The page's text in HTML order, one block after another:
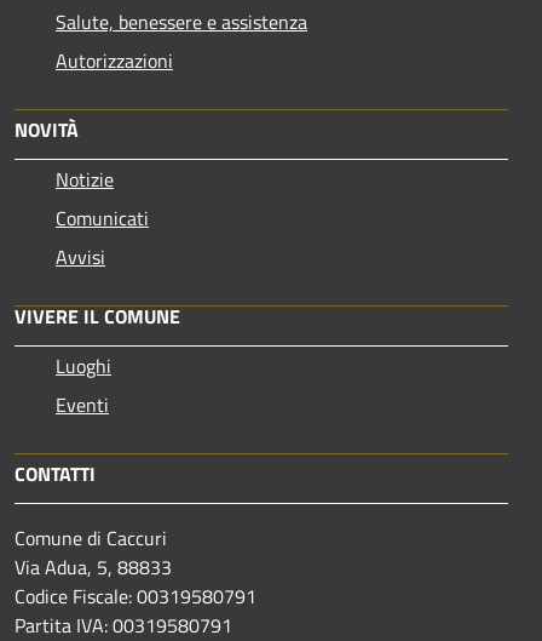
Salute, benessere e assistenza
Autorizzazioni
NOVITÀ
Notizie
Comunicati
Avvisi
VIVERE IL COMUNE
Luoghi
Eventi
CONTATTI
Comune di Caccuri
Via Adua, 5, 88833
Codice Fiscale: 00319580791
Partita IVA: 00319580791